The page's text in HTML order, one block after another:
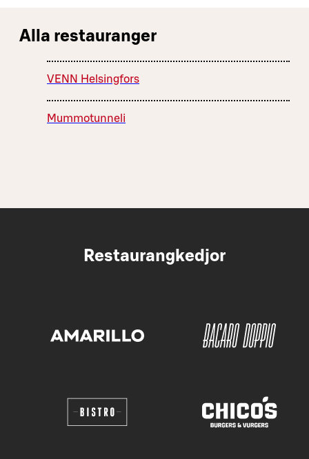
Alla restauranger
VENN Helsingfors
Mummotunneli
Restaurangkedjor